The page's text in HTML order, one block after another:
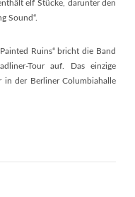
elf Stücke, darunter den
Sound“.
Ruins“ bricht die Band
Tour auf. Das einzige
in der Berliner Columbiahalle